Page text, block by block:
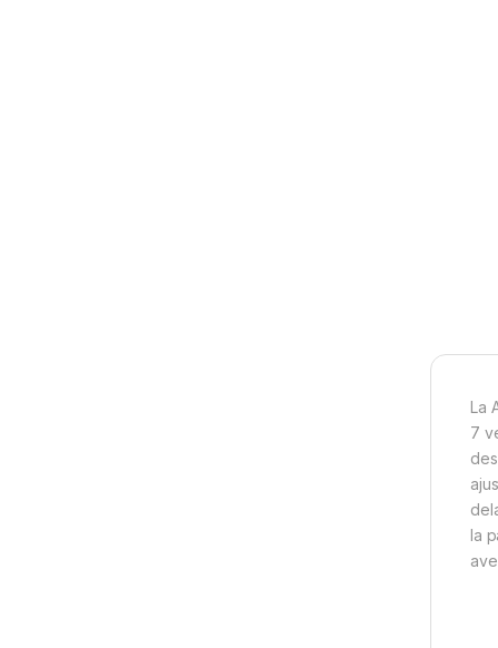
La
7
la